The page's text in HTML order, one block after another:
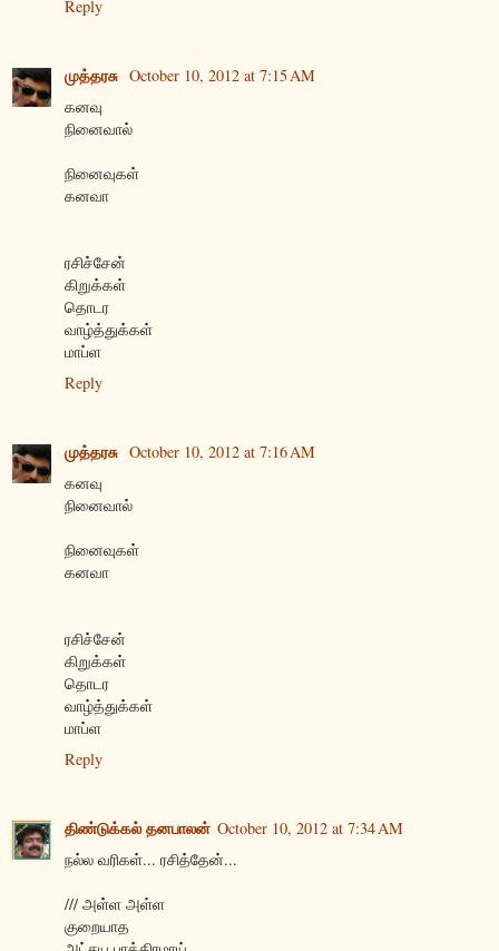
Reply
முத்தரசு October 10, 2012 at 7:15 AM
கனவு
நினைவால்
நினைவுகள்
கனவா
ரசிச்சேன்
கிறுக்கள்
தொடர
வாழ்த்துக்கள்
மாப்ள
Reply
முத்தரசு October 10, 2012 at 7:16 AM
கனவு
நினைவால்
நினைவுகள்
கனவா
ரசிச்சேன்
கிறுக்கள்
தொடர
வாழ்த்துக்கள்
மாப்ள
Reply
திண்டுக்கல் தனபாலன் October 10, 2012 at 7:34 AM
நல்ல வரிகள்... ரசித்தேன்...
/// அள்ள அள்ள
குறையாத